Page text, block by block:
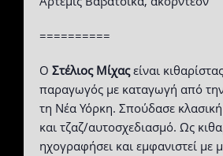
==========
Ο Στέλιος Μίχαςείναι
παραγωγός με καταγωγή από
τη Νέα Υόρκη. Σπούδασε
και τζαζ/αυτοσχεδιασμό. Ως
ηχογραφήσει και εμφανιστεί με